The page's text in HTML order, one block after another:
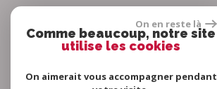
On en reste là
Comme beaucoup, notre site
utilise les cookies
On aimerait vous accompagner pendant